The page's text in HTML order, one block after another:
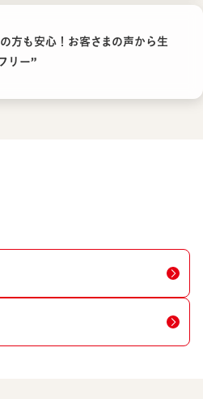
方も安心！お客さまの声から生
リー”